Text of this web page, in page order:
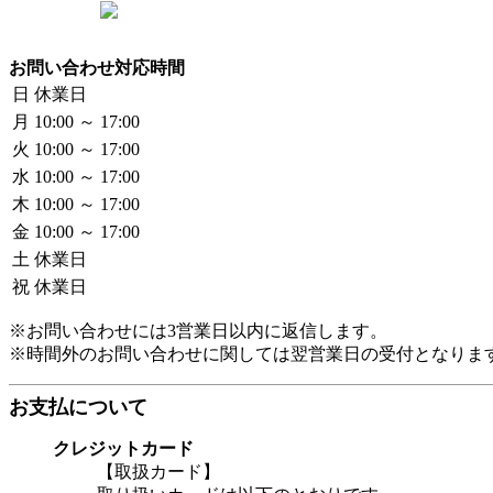
お問い合わせ対応時間
日 休業日
月 10:00 ～ 17:00
火 10:00 ～ 17:00
水 10:00 ～ 17:00
木 10:00 ～ 17:00
金 10:00 ～ 17:00
土 休業日
祝 休業日
※お問い合わせには3営業日以内に返信します。
※時間外のお問い合わせに関しては翌営業日の受付となりま
お支払について
クレジットカード
【取扱カード】